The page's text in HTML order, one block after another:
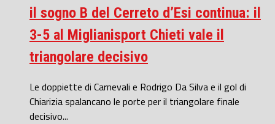
il sogno B del Cerreto d’Esi continua: il
3-5 al Miglianisport Chieti vale il
triangolare decisivo
Le doppiette di Carnevali e Rodrigo Da Silva e il gol di
Chiarizia spalancano le porte per il triangolare finale
decisivo...